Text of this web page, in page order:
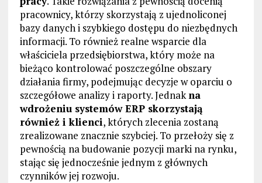
pracownicy, którzy skorzystają z ujednoliconej
bazy danych i szybkiego dostępu do niezbędnych
informacji. To również realne wsparcie dla
właściciela przedsiębiorstwa, który może na
bieżąco kontrolować poszczególne obszary
działania firmy, podejmując decyzje w oparciu o
szczegółowe analizy i raporty. Jednakna
wdrożeniu systemów ERP skorzystają
również i klienci, których zlecenia zostaną
zrealizowane znacznie szybciej. To przełoży się z
pewnością na budowanie pozycji marki na rynku,
stając się jednocześnie jednym z głównych
czynników jej rozwoju.